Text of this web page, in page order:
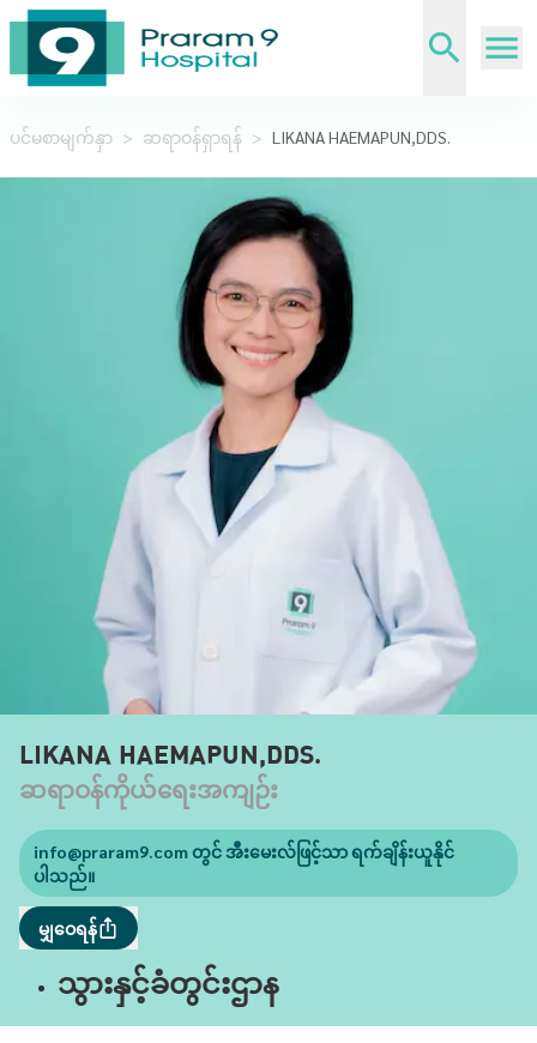
ပင်မစာမျက်နှာ > ဆရာဝန်ရှာရန် > LIKANA HAEMAPUN,DDS.
LIKANA HAEMAPUN,DDS.
ဆရာဝန်ကိုယ်ရေးအကျဉ်း
info@praram9.comတွင် အီးမေးလ်ဖြင့်သာ ရက်ချိန်းယူနိုင်
ပါသည်။
မျှဝေရန်
သွားနှင့်ခံတွင်းဌာန